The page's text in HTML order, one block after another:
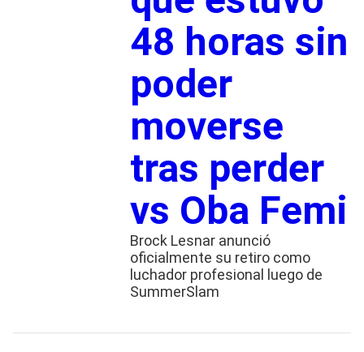
48 horas sin
poder
moverse
tras perder
vs Oba Femi
Brock Lesnar anunció
oficialmente su retiro como
luchador profesional luego de
SummerSlam